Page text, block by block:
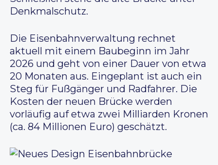
Denkmalschutz.
Die Eisenbahnverwaltung rechnet
aktuell mit einem Baubeginn im Jahr
2026 und geht von einer Dauer von etwa
20 Monaten aus. Eingeplant ist auch ein
Steg für Fußgänger und Radfahrer. Die
Kosten der neuen Brücke werden
vorläufig auf etwa zwei Milliarden Kronen
(ca. 84 Millionen Euro) geschätzt.